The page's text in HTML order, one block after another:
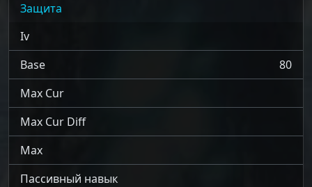
Защита
Iv
Base
80
Max Cur
Max Cur Diff
Max
Пассивный навык